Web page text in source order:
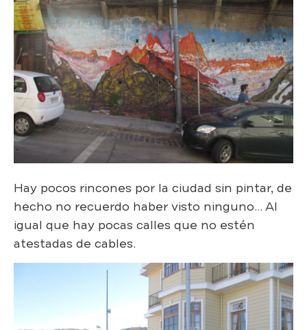
Hay pocos rincones por la ciudad sin pintar, de
hecho no recuerdo haber visto ninguno… Al
igual que hay pocas calles que no estén
atestadas de cables.